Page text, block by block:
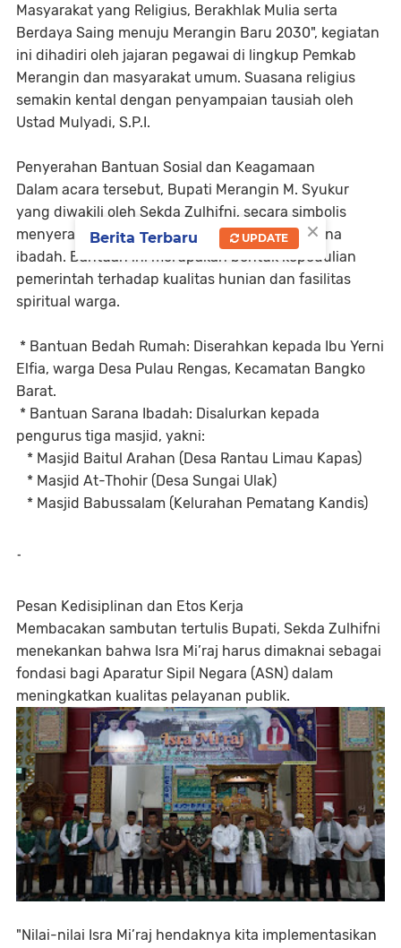
Masyarakat yang Religius, Berakhlak Mulia serta
Berdaya Saing menuju Merangin Baru 2030", kegiatan
ini dihadiri oleh jajaran pegawai di lingkup Pemkab
Merangin dan masyarakat umum. Suasana religius
semakin kental dengan penyampaian tausiah oleh
Ustad Mulyadi, S.P.I.
Penyerahan Bantuan Sosial dan Keagamaan
Dalam acara tersebut, Bupati Merangin M. Syukur
yang diwakili oleh Sekda Zulhifni, secara simbolis
menyerahkan bantuan bedah rumah dan sarana
ibadah. Bantuan ini merupakan bentuk kepedulian
pemerintah terhadap kualitas hunian dan fasilitas
spiritual warga.
* Bantuan Bedah Rumah: Diserahkan kepada Ibu Yerni
Elfia, warga Desa Pulau Rengas, Kecamatan Bangko
Barat.
* Bantuan Sarana Ibadah: Disalurkan kepada
pengurus tiga masjid, yakni:
* Masjid Baitul Arahan (Desa Rantau Limau Kapas)
* Masjid At-Thohir (Desa Sungai Ulak)
* Masjid Babussalam (Kelurahan Pematang Kandis)
-
Pesan Kedisiplinan dan Etos Kerja
Membacakan sambutan tertulis Bupati, Sekda Zulhifni
menekankan bahwa Isra Mi’raj harus dimaknai sebagai
fondasi bagi Aparatur Sipil Negara (ASN) dalam
meningkatkan kualitas pelayanan publik.
"Nilai-nilai Isra Mi’raj hendaknya kita implementasikan
×
Berita Terbaru UPDATE